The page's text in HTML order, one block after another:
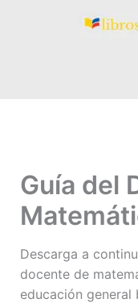
Guía del
Descarga a
docente de
educación general